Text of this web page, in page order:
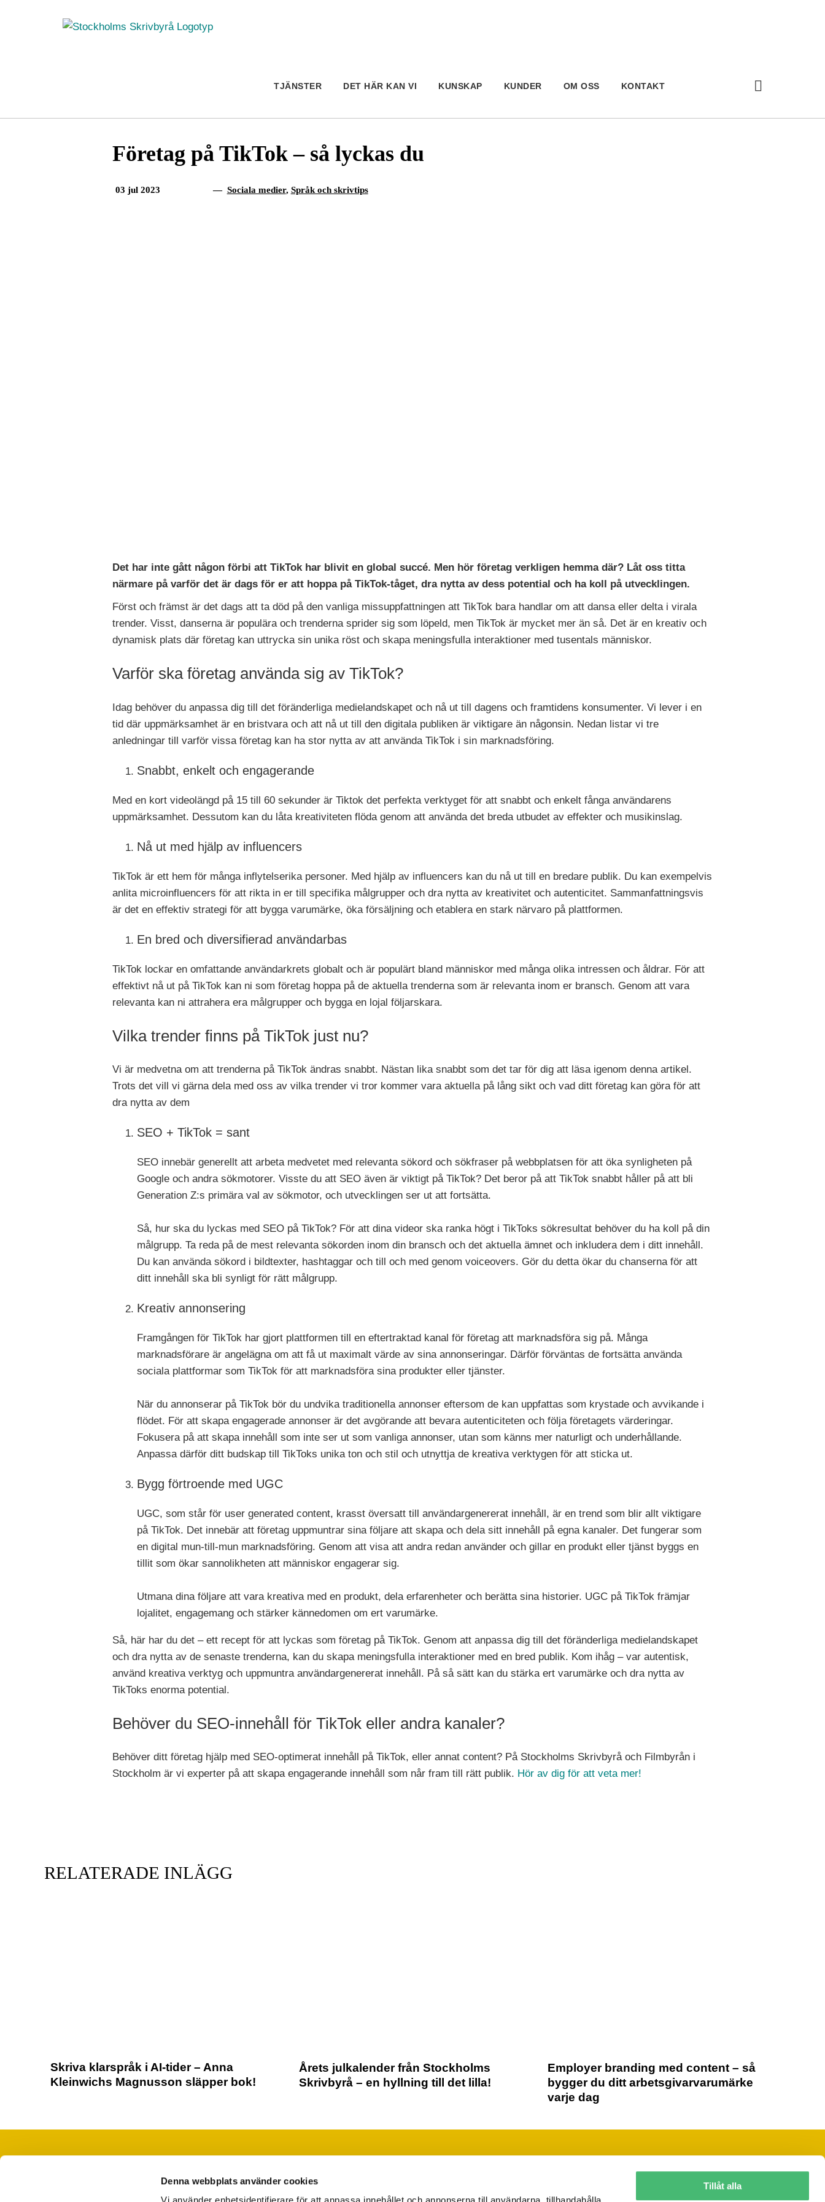
Denna webbplats använder cookies
Tillåt alla
TJÄNSTER DET HÄR KAN VI KUNSKAP KUNDER OM OSS KONTAKT
Företag på TikTok – så lyckas du
03 jul 2023 — Sociala medier, Språk och skrivtips
Det har inte gått någon förbi att TikTok har blivit en global succé. Men hör företag verkligen hemma där? Låt oss titta
närmare på varför det är dags för er att hoppa på TikTok-tåget, dra nytta av dess potential och ha koll på utvecklingen.
Först och främst är det dags att ta död på den vanliga missuppfattningen att TikTok bara handlar om att dansa eller delta i virala
trender. Visst, danserna är populära och trenderna sprider sig som löpeld, men TikTok är mycket mer än så. Det är en kreativ och
dynamisk plats där företag kan uttrycka sin unika röst och skapa meningsfulla interaktioner med tusentals människor.
Varför ska företag använda sig av TikTok?
Idag behöver du anpassa dig till det föränderliga medielandskapet och nå ut till dagens och framtidens konsumenter. Vi lever i en
tid där uppmärksamhet är en bristvara och att nå ut till den digitala publiken är viktigare än någonsin. Nedan listar vi tre
anledningar till varför vissa företag kan ha stor nytta av att använda TikTok i sin marknadsföring.
Snabbt, enkelt och engagerande
Med en kort videolängd på 15 till 60 sekunder är Tiktok det perfekta verktyget för att snabbt och enkelt fånga användarens
uppmärksamhet. Dessutom kan du låta kreativiteten flöda genom att använda det breda utbudet av effekter och musikinslag.
Nå ut med hjälp av influencers
TikTok är ett hem för många inflytelserika personer. Med hjälp av influencers kan du nå ut till en bredare publik. Du kan exempelvis
anlita microinfluencers för att rikta in er till specifika målgrupper och dra nytta av kreativitet och autenticitet. Sammanfattningsvis
är det en effektiv strategi för att bygga varumärke, öka försäljning och etablera en stark närvaro på plattformen.
En bred och diversifierad användarbas
TikTok lockar en omfattande användarkrets globalt och är populärt bland människor med många olika intressen och åldrar. För att
effektivt nå ut på TikTok kan ni som företag hoppa på de aktuella trenderna som är relevanta inom er bransch. Genom att vara
relevanta kan ni attrahera era målgrupper och bygga en lojal följarskara.
Vilka trender finns på TikTok just nu?
Vi är medvetna om att trenderna på TikTok ändras snabbt. Nästan lika snabbt som det tar för dig att läsa igenom denna artikel.
Trots det vill vi gärna dela med oss av vilka trender vi tror kommer vara aktuella på lång sikt och vad ditt företag kan göra för att
dra nytta av dem
SEO + TikTok = sant
SEO innebär generellt att arbeta medvetet med relevanta sökord och sökfraser på webbplatsen för att öka synligheten på
Google och andra sökmotorer. Visste du att SEO även är viktigt på TikTok? Det beror på att TikTok snabbt håller på att bli
Generation Z:s primära val av sökmotor, och utvecklingen ser ut att fortsätta.
Så, hur ska du lyckas med SEO på TikTok? För att dina videor ska ranka högt i TikToks sökresultat behöver du ha koll på din
målgrupp. Ta reda på de mest relevanta sökorden inom din bransch och det aktuella ämnet och inkludera dem i ditt innehåll.
Du kan använda sökord i bildtexter, hashtaggar och till och med genom voiceovers. Gör du detta ökar du chanserna för att
ditt innehåll ska bli synligt för rätt målgrupp.
Kreativ annonsering
Framgången för TikTok har gjort plattformen till en eftertraktad kanal för företag att marknadsföra sig på. Många
marknadsförare är angelägna om att få ut maximalt värde av sina annonseringar. Därför förväntas de fortsätta använda
sociala plattformar som TikTok för att marknadsföra sina produkter eller tjänster.
När du annonserar på TikTok bör du undvika traditionella annonser eftersom de kan uppfattas som krystade och avvikande i
flödet. För att skapa engagerade annonser är det avgörande att bevara autenticiteten och följa företagets värderingar.
Fokusera på att skapa innehåll som inte ser ut som vanliga annonser, utan som känns mer naturligt och underhållande.
Anpassa därför ditt budskap till TikToks unika ton och stil och utnyttja de kreativa verktygen för att sticka ut.
Bygg förtroende med UGC
UGC, som står för user generated content, krasst översatt till användargenererat innehåll, är en trend som blir allt viktigare
på TikTok. Det innebär att företag uppmuntrar sina följare att skapa och dela sitt innehåll på egna kanaler. Det fungerar som
en digital mun-till-mun marknadsföring. Genom att visa att andra redan använder och gillar en produkt eller tjänst byggs en
tillit som ökar sannolikheten att människor engagerar sig.
Utmana dina följare att vara kreativa med en produkt, dela erfarenheter och berätta sina historier. UGC på TikTok främjar
lojalitet, engagemang och stärker kännedomen om ert varumärke.
Så, här har du det – ett recept för att lyckas som företag på TikTok. Genom att anpassa dig till det föränderliga medielandskapet
och dra nytta av de senaste trenderna, kan du skapa meningsfulla interaktioner med en bred publik. Kom ihåg – var autentisk,
använd kreativa verktyg och uppmuntra användargenererat innehåll. På så sätt kan du stärka ert varumärke och dra nytta av
TikToks enorma potential.
Behöver du SEO-innehåll för TikTok eller andra kanaler?
Behöver ditt företag hjälp med SEO-optimerat innehåll på TikTok, eller annat content? På Stockholms Skrivbyrå och Filmbyrån i
Stockholm är vi experter på att skapa engagerande innehåll som når fram till rätt publik. Hör av dig för att veta mer!
RELATERADE INLÄGG
Skriva klarspråk i AI-tider – Anna
Kleinwichs Magnusson släpper bok!
Årets julkalender från Stockholms
Skrivbyrå – en hyllning till det lilla!
Employer branding med content – så
bygger du ditt arbetsgivarvarumärke
varje dag
Följ oss på sociala medier